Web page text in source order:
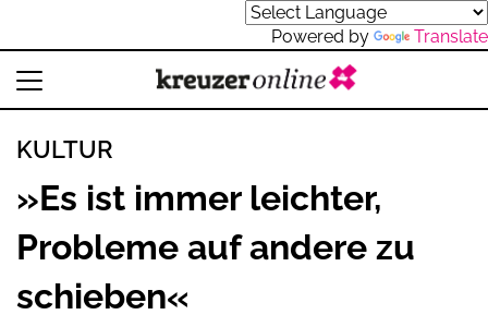
Powered by Translate
KULTUR
»Es ist immer leichter,
Probleme auf andere zu
schieben«